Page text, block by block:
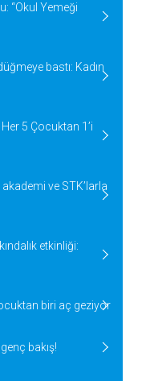
“Okul Yemeği
bastı: Kadın
5 Çocuktan 1’i
ve STK’larla
etkinliği:
biri aç geziyor
bakış!